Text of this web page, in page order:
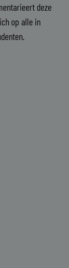
deze
op alle in